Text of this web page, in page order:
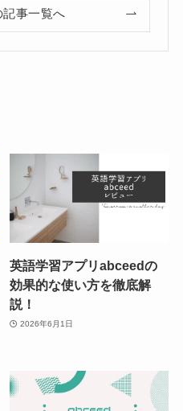
記事一覧へ
英語学習アプリabceedの
効果的な使い方を徹底解
説！
2026年6月1日